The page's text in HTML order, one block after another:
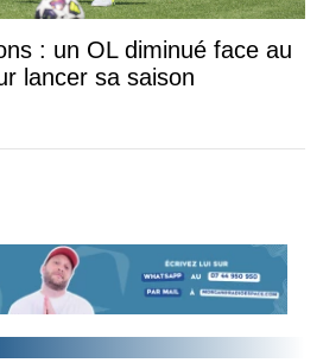
: un OL diminué face au
lancer sa saison